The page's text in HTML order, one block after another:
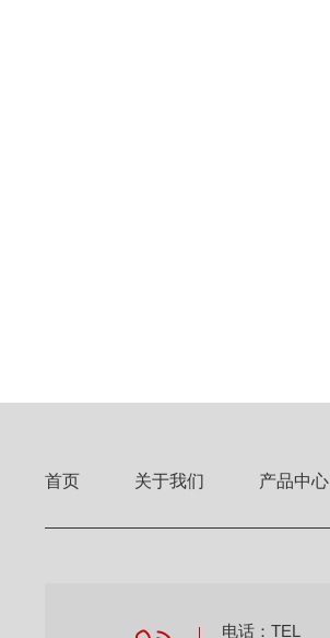
首页 关于我们 产品中心
电话：TEL